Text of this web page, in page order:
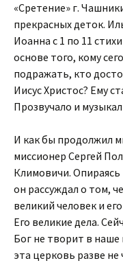
«Сретение» г.
прекрасных деток.
Иоанна с 1 по 11
основе того, кому
подражать, кто
Иисус Христос? Ему
Прозвучало и
И как бы продолжил
миссионер Сергей
Климовичи. Опираясь
он рассуждал о том,
великий человек и
Его великие дела.
Бог не творит в наше
эта церковь разве не